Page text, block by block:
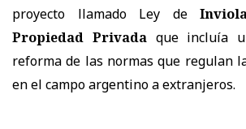
proyecto llamado Ley de
Propiedad Privadaque incluía
reforma de las normas que regulan
en el campo argentino a extranjeros.